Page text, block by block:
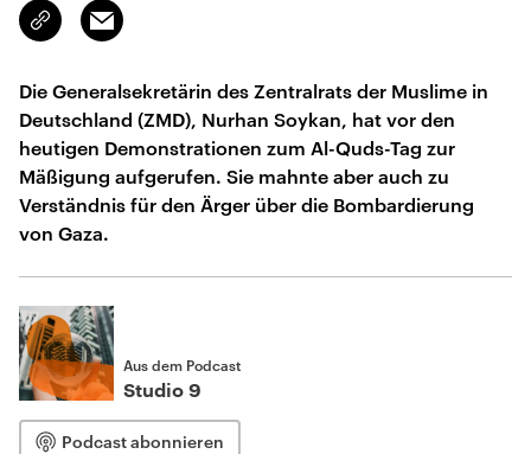
Link
kopieren/teilen
Email
Die Generalsekretärin des Zentralrats der Muslime in
Deutschland (ZMD), Nurhan Soykan, hat vor den
heutigen Demonstrationen zum Al-Quds-Tag zur
Mäßigung aufgerufen. Sie mahnte aber auch zu
Verständnis für den Ärger über die Bombardierung
von Gaza.
Aus dem Podcast
Studio 9
Podcast abonnieren